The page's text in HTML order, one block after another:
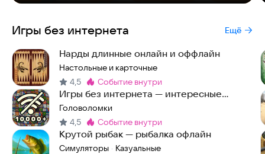
Игры без интернета Ещё
Нарды длинные онлайн и оффлайн
Настольные и карточные
4,5 Метка:
событие внутри
Игры без интернета — интересные
головоломки офлайн
Головоломки
4,5 Метка:
событие внутри
Крутой рыбак — рыбалка офлайн
Симуляторы · Казуальные